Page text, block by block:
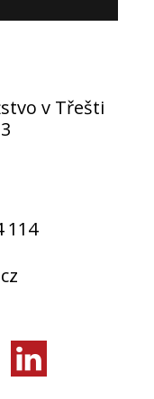
v Třešti
114